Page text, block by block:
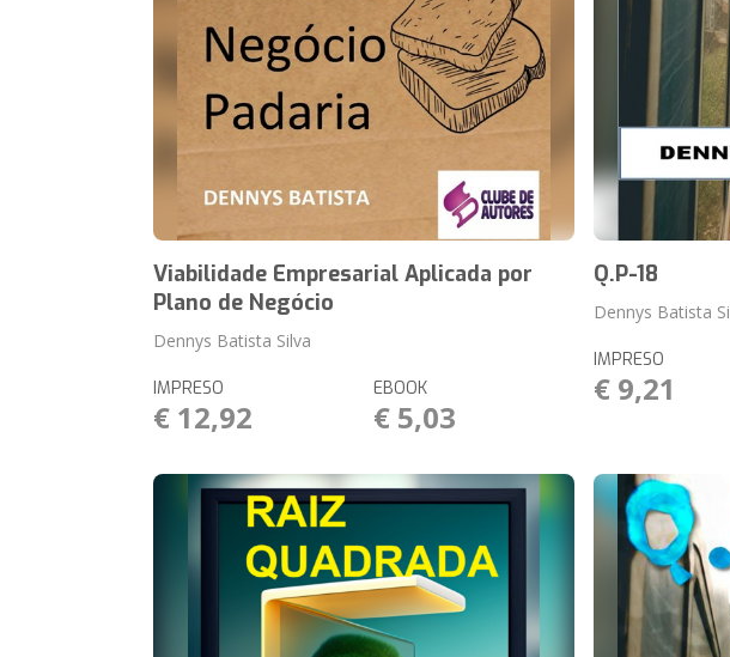
Viabilidade Empresarial Aplicada por
Plano de Negócio
Dennys Batista Silva
IMPRESO
€ 12,92
EBOOK
€ 5,03
Q.P-18
Dennys Batista
IMPRESO
€ 9,21